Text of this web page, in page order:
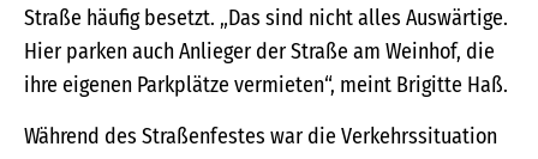
Straße häufig besetzt. „Das sind nicht alles Auswärtige.
Hier parken auch Anlieger der Straße am Weinhof, die
ihre eigenen Parkplätze vermieten“, meint Brigitte Haß.
Während des Straßenfestes war die Verkehrssituation